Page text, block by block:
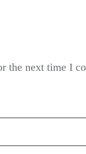
the next time I